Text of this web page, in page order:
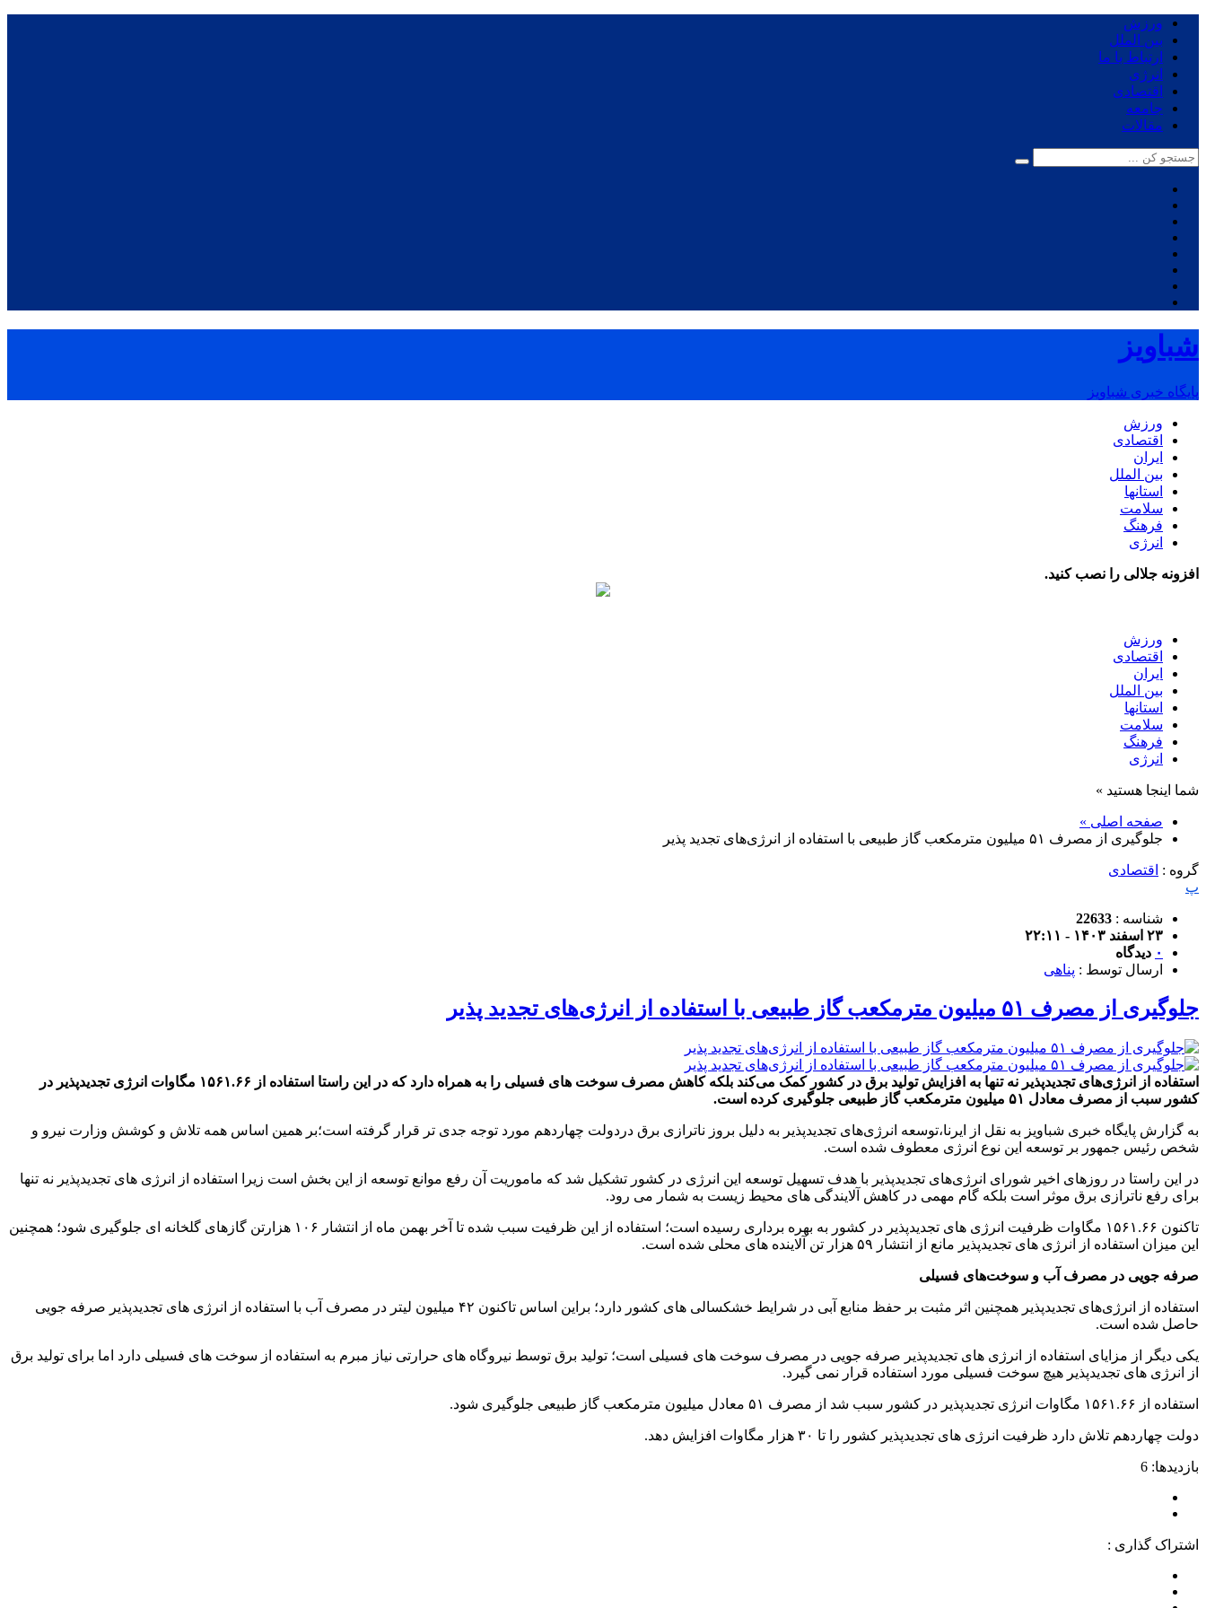
ورزش
بین الملل
ارتباط با ما
انرژی
اقتصادی
جامعه
مقالات
شباویز
پایگاه خبری شباویز
ورزش
اقتصادی
ایران
بین الملل
استانها
سلامت
فرهنگ
انرژی
افزونه جلالی را نصب کنید.
ورزش
اقتصادی
ایران
بین الملل
استانها
سلامت
فرهنگ
انرژی
شما اینجا هستید »
صفحه اصلی »
جلوگیری از مصرف ۵۱ میلیون مترمکعب گاز طبیعی با استفاده از انرژی‌های تجدید پذیر
گروه : اقتصادی
پ
شناسه : 22633
۲۳ اسفند ۱۴۰۳ - ۲۲:۱۱
۰ دیدگاه
ارسال توسط : پناهی
جلوگیری از مصرف ۵۱ میلیون مترمکعب گاز طبیعی با استفاده از انرژی‌های تجدید پذیر
استفاده از انرژی‌های تجدیدپذیر نه تنها به افزایش تولید برق در کشور کمک می‌کند بلکه کاهش مصرف سوخت های فسیلی را به همراه دارد که در این راستا استفاده از ۱۵۶۱.۶۶ مگاوات انرژی تجدیدپذیر در
کشور سبب از مصرف معادل ۵۱ میلیون مترمکعب گاز طبیعی جلوگیری کرده است.
به گزارش پایگاه خبری شباویز به نقل از ایرنا،توسعه انرژی‌های تجدیدپذیر به دلیل بروز ناترازی برق دردولت چهاردهم مورد توجه جدی تر قرار گرفته است؛بر همین اساس همه تلاش و کوشش وزارت نیرو و
شخص رئیس جمهور بر توسعه این نوع انرژی معطوف شده است.
در این راستا در روزهای اخیر شورای انرژی‌های تجدیدپذیر با هدف تسهیل توسعه این انرژی در کشور تشکیل شد که ماموریت آن رفع موانع توسعه از این بخش است زیرا استفاده از انرژی های تجدیدپذیر نه تنها
برای رفع ناترازی برق موثر است بلکه گام مهمی در کاهش آلایندگی های محیط زیست به شمار می رود.
تاکنون ۱۵۶۱.۶۶ مگاوات ظرفیت انرژی های تجدیدپذیر در کشور به بهره برداری رسیده است؛ استفاده از این ظرفیت سبب شده تا آخر بهمن ماه از انتشار ۱۰۶ هزارتن گازهای گلخانه ای جلوگیری شود؛ همچنین
این میزان استفاده از انرژی های تجدیدپذیر مانع از انتشار ۵۹ هزار تن آلاینده های محلی شده است.
صرفه جویی در مصرف آب و سوخت‌های فسیلی
استفاده از انرژی‌های تجدیدپذیر همچنین اثر مثبت بر حفظ منابع آبی در شرایط خشکسالی های کشور دارد؛ براین اساس تاکنون ۴۲ میلیون لیتر در مصرف آب با استفاده از انرژی های تجدیدپذیر صرفه جویی
حاصل شده است.
یکی دیگر از مزایای استفاده از انرژی های تجدیدپذیر صرفه جویی در مصرف سوخت های فسیلی است؛ تولید برق توسط نیروگاه های حرارتی نیاز مبرم به استفاده از سوخت های فسیلی دارد اما برای تولید برق
از انرژی های تجدیدپذیر هیچ سوخت فسیلی مورد استفاده قرار نمی گیرد.
استفاده از ۱۵۶۱.۶۶ مگاوات انرژی تجدیدپذیر در کشور سبب شد از مصرف ۵۱ معادل میلیون مترمکعب گاز طبیعی جلوگیری شود.
دولت چهاردهم تلاش دارد ظرفیت انرژی های تجدیدپذیر کشور را تا ۳۰ هزار مگاوات افزایش دهد.
بازدیدها: 6
اشتراک گذاری :